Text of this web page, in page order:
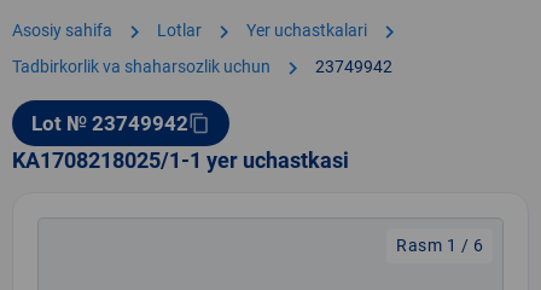
Asosiy sahifa chevron_right Lotlar chevron_right Yer uchastkalari chevron_right
Tadbirkorlik va shaharsozlik uchun chevron_right 23749942
Lot № 23749942content_copy
KA1708218025/1-1 yer uchastkasi
Rasm 1 / 6